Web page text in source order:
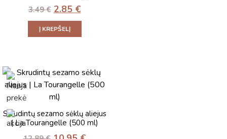
3.49€ 2.85 €
Į KREPŠELĮ
Skrudintų sezamo sėklų aliejus
| La Tourangelle (500 ml)